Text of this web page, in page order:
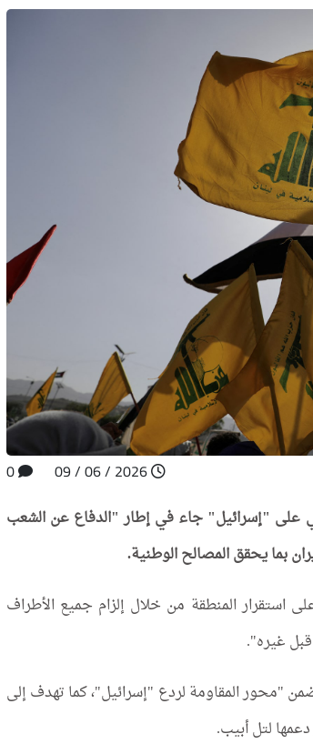
على "إسرائيل" جاء في إطار "الدفاع عن الشعب
بما يحقق المصالح الوطنية.
المنطقة من خلال إلزام جميع الأطراف
قبل غيره".
"محور المقاومة لردع "إسرائيل"، كما تهدف إلى
لتل أبيب.